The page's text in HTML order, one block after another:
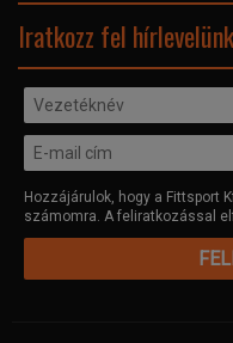
Iratkozz fel
Hozzájárulok, hogy a Fittsport
számomra. A